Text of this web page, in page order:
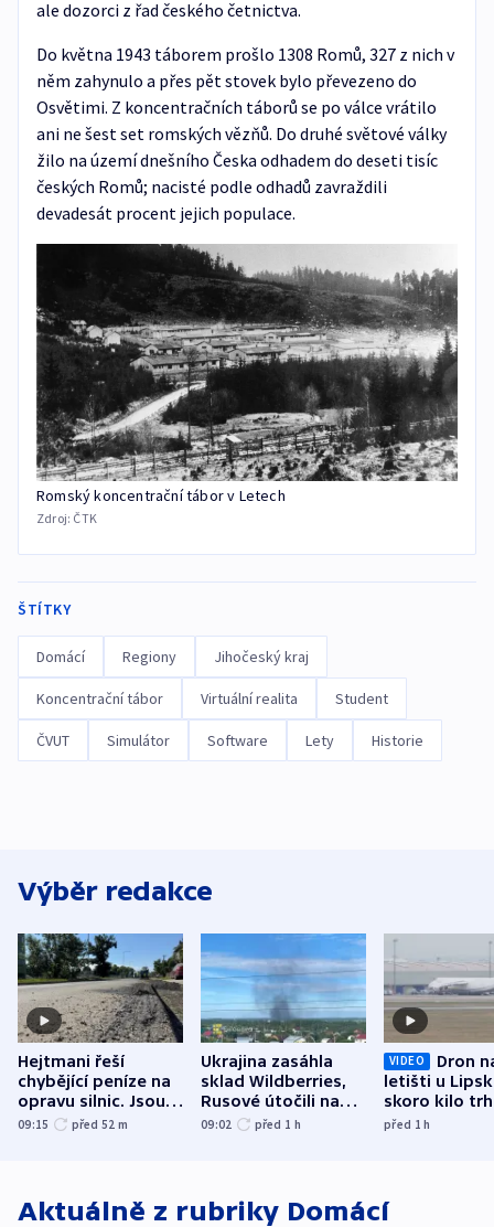
ale dozorci z řad českého četnictva.
Do května 1943 táborem prošlo 1308 Romů, 327 z nich v
něm zahynulo a přes pět stovek bylo převezeno do
Osvětimi. Z koncentračních táborů se po válce vrátilo
ani ne šest set romských vězňů. Do druhé světové války
žilo na území dnešního Česka odhadem do deseti tisíc
českých Romů; nacisté podle odhadů zavraždili
devadesát procent jejich populace.
Romský koncentrační tábor v Letech
Zdroj: ČTK
ŠTÍTKY
Domácí Regiony Jihočeský kraj
Koncentrační tábor Virtuální realita Student
ČVUT Simulátor Software Lety Historie
Výběr redakce
Hejtmani řeší
chybějící peníze na
opravu silnic. Jsou
nenárokové, namítá
09:15 před 52 m
Ukrajina zasáhla
sklad Wildberries,
Rusové útočili na
trh, hasiče či
09:02 před 1 h
VIDEO
Dron
letišti u
skoro kilo
indicie
před 1h
Aktuálně z rubriky Domácí